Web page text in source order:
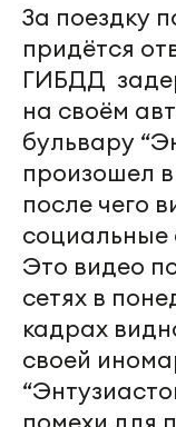
За поездку
придётся
ГИБДД
на своём
бульвару
произошел
после чего
социальные
Это видео
сетях в
кадрах
своей